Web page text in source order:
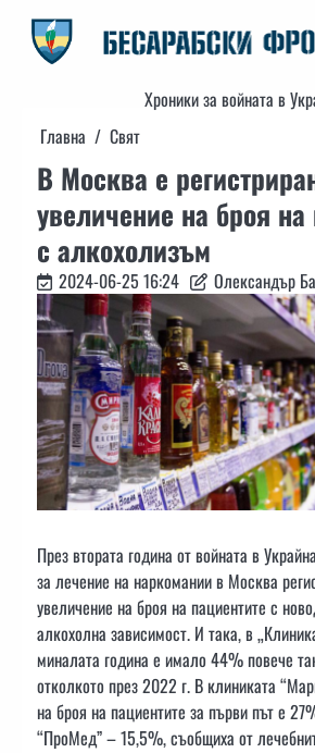
content
Хроники за войната в
Главна
Свят
В Москва е
увеличение на броя на
с алкохолизъм
2024-06-25 16:24 Олександър
През втората година от войната в
за лечение на наркомании в Москва
увеличение на броя на пациентите с
алкохолна зависимост. И така, в
миналата година е имало 44% повече
отколкото през 2022 г. В клиниката
на броя на пациентите за първи път е
“ПроМед” – 15,5%, съобщиха от